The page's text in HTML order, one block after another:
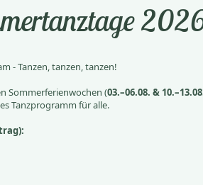
- Tanzen, tanzen, tanzen!
Sommerferienwochen (03.–06.08. &
Tanzprogramm für alle.